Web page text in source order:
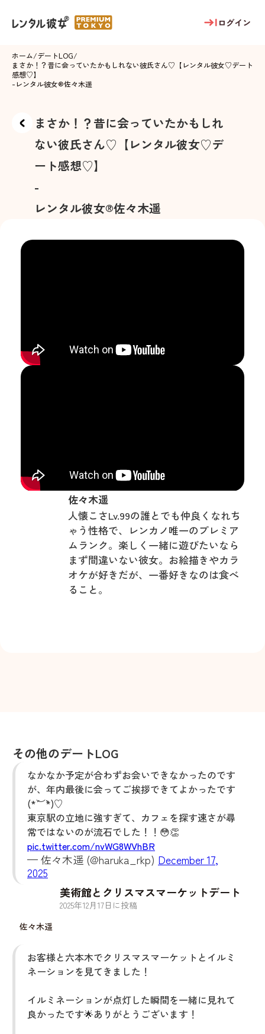
ログイン
ホーム/デートLOG/
まさか！？昔に会っていたかもしれない彼氏さん♡【レンタル彼女♡デート
感想♡】
-レンタル彼女®佐々木遥
まさか！？昔に会っていたかもしれ
ない彼氏さん♡【レンタル彼女♡デ
ート感想♡】
-
レンタル彼女®佐々木遥
佐々木遥
人懐こさLv.99の誰とでも仲良くなれち
ゃう性格で、レンカノ唯一のプレミア
ムランク。楽しく一緒に遊びたいなら
まず間違いない彼女。お絵描きやカラ
オケが好きだが、一番好きなのは食べ
ること。
その他のデートLOG
なかなか予定が合わずお会いできなかったのです
が、年内最後に会ってご挨拶できてよかったです
(*´︶`*)♡
東京駅の立地に強すぎて、カフェを探す速さが尋
常ではないのが流石でした！！😳👏
pic.twitter.com/nvWG8WVhBR
— 佐々木遥 (@haruka_rkp) December 17,
2025
佐々木遥
美術館とクリスマスマーケットデート
2025年12月 17日に投稿
お客様と六本木でクリスマスマーケットとイルミ
ネーションを見てきました！
イルミネーションが点灯した瞬間を一緒に見れて
良かったです🌟ありがとうございます！